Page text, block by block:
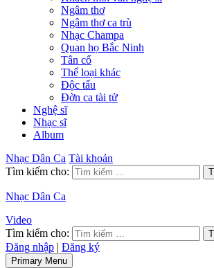
Ngâm thơ
Ngâm thơ ca trù
Nhạc Champa
Quan họ Bắc Ninh
Tân cổ
Thể loại khác
Độc tấu
Đờn ca tài tử
Nghệ sĩ
Nhạc sĩ
Album
Nhạc Dân Ca Tài khoản
Tìm kiếm cho:
Nhạc Dân Ca
Video
Tìm kiếm cho:
Đăng nhập | Đăng ký
Primary Menu